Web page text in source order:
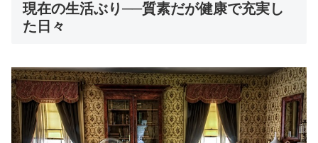
現在の生活ぶり──質素だが健康で充実し
た日々